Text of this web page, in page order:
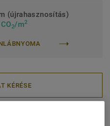
(újrahasznosítás)
2/m2
KÉRÉSE